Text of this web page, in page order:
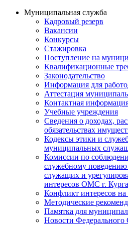
Муниципальная служба
Кадровый резерв
Вакансии
Конкурсы
Стажировка
Поступление на
Квалификационные
Законодательство
Информация для
Аттестация
Контактная
Учебные учреждения
Сведения о доходах,
обязательствах
Кодексы этики и
муниципальных
Комиссии по
служебному
служащих и
интересов ОМС г.
Конфликт интересов
Методические
Памятка для
Новости Федерального